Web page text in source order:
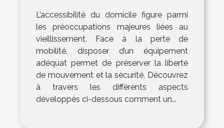
L’accessibilité du domicile figure parmi
les préoccupations majeures liées au
vieillissement. Face à la perte de
mobilité, disposer d’un équipement
adéquat permet de préserver la liberté
de mouvement et la sécurité. Découvrez
à travers les différents aspects
développés ci-dessous comment un...